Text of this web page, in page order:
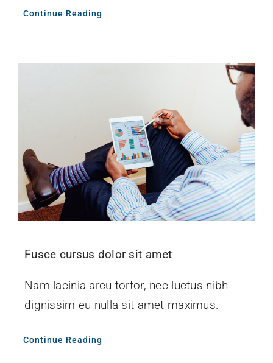
Continue Reading
Fusce cursus dolor sit amet
Nam lacinia arcu tortor, nec luctus nibh
dignissim eu nulla sit amet maximus.
Continue Reading